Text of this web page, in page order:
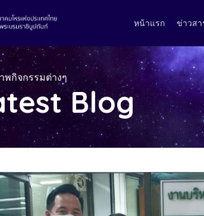
หน้าแรก ข่าวสา
พกิจกรรมต่างๆ
Blog